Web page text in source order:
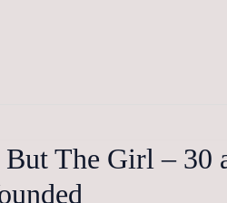
The Girl – 30